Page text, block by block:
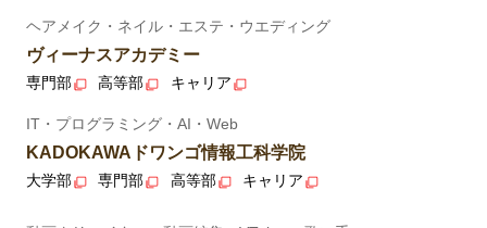
ヘアメイク・ネイル・エステ・ウエディング
ヴィーナスアカデミー
専門部 高等部 キャリア
IT・プログラミング・AI・Web
KADOKAWAドワンゴ情報工科学院
大学部 専門部 高等部 キャリア